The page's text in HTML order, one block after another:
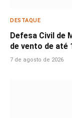
DESTAQUE
Defesa Civil de
de vento de até
7 de agosto de 2026